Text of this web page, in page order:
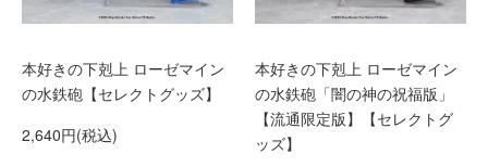
本好きの下剋上 ローゼマイン
の水鉄砲【セレクトグッズ】
2,640円(税込)
本好きの下剋上 ローゼマイン
の水鉄砲「闇の神の祝福版」
【流通限定版】【セレクトグ
ッズ】